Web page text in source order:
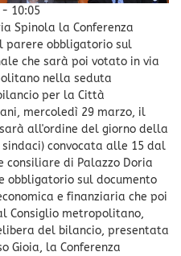
10:05
Spinola la Conferenza
parere obbligatorio sul
che sarà poi votato in via
nella seduta
per la Città
mercoledì 29 marzo, il
all'ordine del giorno della
convocata alle 15 dal
consiliare di Palazzo Doria
obbligatorio sul documento
e finanziaria che poi
Consiglio metropolitano,
del bilancio, presentata
Gioia, la Conferenza